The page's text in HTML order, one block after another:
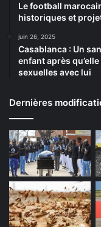
Le football
historiques et
juin 26, 2025
Casablanca : Un
enfant après
sexuelles avec lui
Dernières